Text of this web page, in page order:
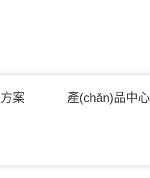
案 產(chǎn)品中心